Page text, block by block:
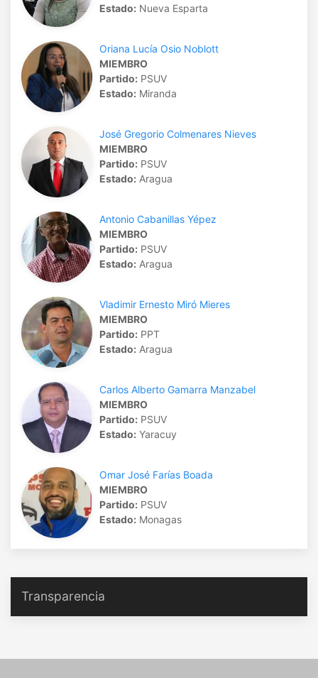
Estado: Nueva Esparta
Oriana Lucía Osio Noblott
MIEMBRO
Partido: PSUV
Estado: Miranda
José Gregorio Colmenares Nieves
MIEMBRO
Partido: PSUV
Estado: Aragua
Antonio Cabanillas Yépez
MIEMBRO
Partido: PSUV
Estado: Aragua
Vladimir Ernesto Miró Mieres
MIEMBRO
Partido: PPT
Estado: Aragua
Carlos Alberto Gamarra Manzabel
MIEMBRO
Partido: PSUV
Estado: Yaracuy
Omar José Farías Boada
MIEMBRO
Partido: PSUV
Estado: Monagas
Transparencia